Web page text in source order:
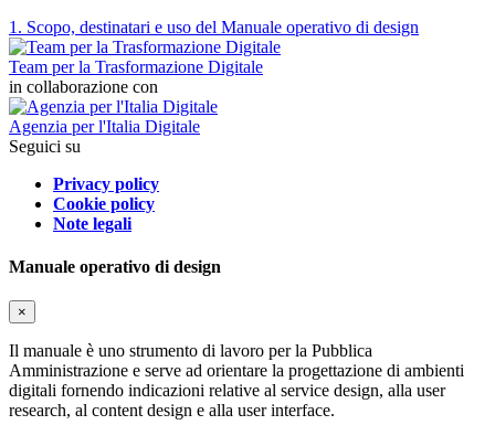
1. Scopo, destinatari e uso del Manuale operativo di design
Team per la Trasformazione Digitale
in collaborazione con
Agenzia per l'Italia Digitale
Seguici su
Privacy policy
Cookie policy
Note legali
Manuale operativo di design
×
Il manuale è uno strumento di lavoro per la Pubblica
Amministrazione e serve ad orientare la progettazione di ambienti
digitali fornendo indicazioni relative al service design, alla user
research, al content design e alla user interface.